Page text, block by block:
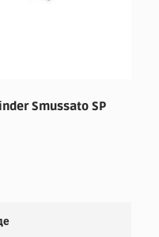
Smussato SP